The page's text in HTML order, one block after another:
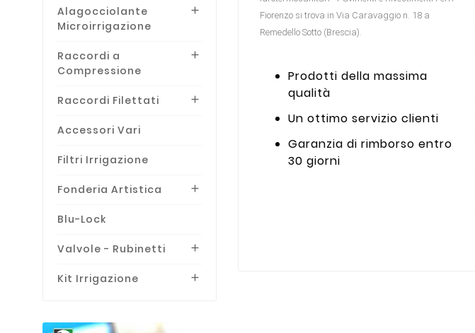
Alagocciolante
Microirrigazione

Raccordi a
Compressione

Raccordi Filettati 
Accessori Vari
Filtri Irrigazione
Fonderia Artistica 
Blu-Lock
Valvole - Rubinetti 
Kit Irrigazione 
Fiorenzo si trova in Via Caravaggio n. 18 a
Remedello Sotto (Brescia).
Prodotti della massima
qualità
Un ottimo servizio clienti
Garanzia di rimborso entro
30 giorni